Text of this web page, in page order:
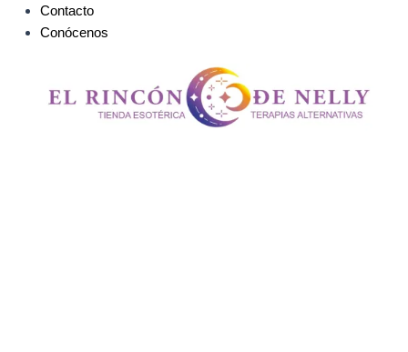
Contacto
Conócenos